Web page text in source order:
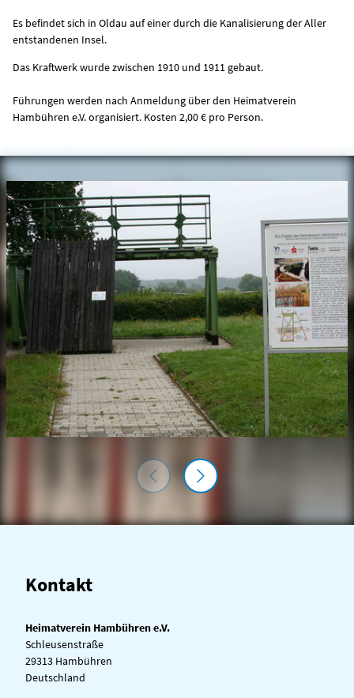
Es befindet sich in Oldau auf einer durch die Kanalisierung der Aller
entstandenen Insel.
Das Kraftwerk wurde zwischen 1910 und 1911 gebaut.
Führungen werden nach Anmeldung über den Heimatverein
Hambühren e.V. organisiert. Kosten 2,00 € pro Person.
Kontakt
Heimatverein Hambühren e.V.
Schleusenstraße
29313 Hambühren
Deutschland